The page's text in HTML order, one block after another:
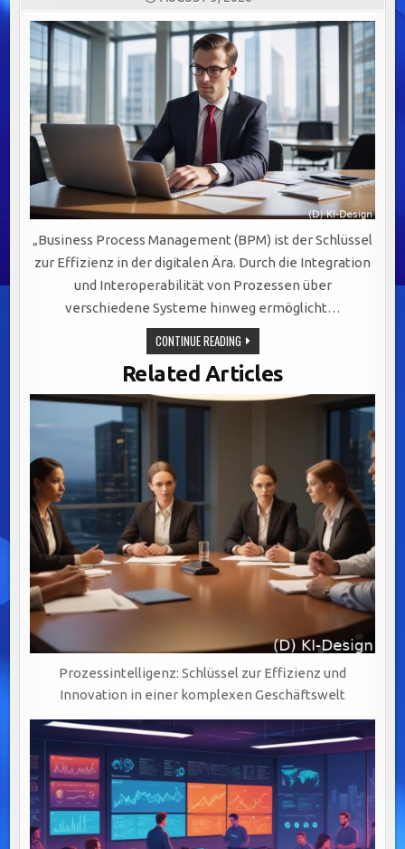
„Business Process Management (BPM) ist der Schlüssel
zur Effizienz in der digitalen Ära. Durch die Integration
und Interoperabilität von Prozessen über
verschiedene Systeme hinweg ermöglicht…
CONTINUE READINGBPM:
DER
SCHLÜSSEL
ZUR
EFFIZIENZ
UND
Related Articles
Prozessintelligenz: Schlüssel zur Effizienz und
Innovation in einer komplexen Geschäftswelt